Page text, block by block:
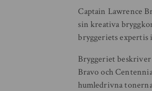
Captain Lawrence
sin kreativa
bryggeriets expertis
Bryggeriet beskriver
Bravo och
humledrivna